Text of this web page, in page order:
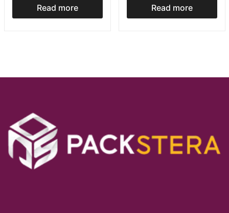
Impulse Sealer
Read more
Read more